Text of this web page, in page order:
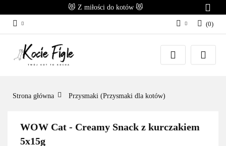
😻 Z miłości do kotów 😻
Zaloguj się
Załóż konto
(0)
Strona główna Przysmaki (Przysmaki dla kotów)
WOW Cat - Creamy Snack z kurczakiem
5x15g